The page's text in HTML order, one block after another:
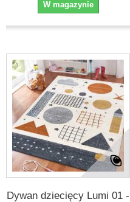
W magazynie
Dywan dziecięcy Lumi 01 -